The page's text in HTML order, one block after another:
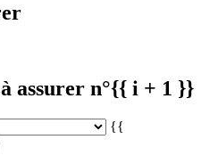
assurer n°{{ i + 1 }}
{{